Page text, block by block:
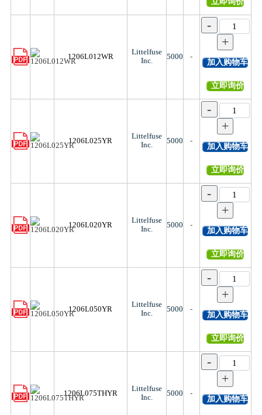
1206L012WR
Littelfuse
Inc.
5000 -
-
+
加入购物车
立即询价
1206L025YR
Littelfuse
Inc.
5000 -
-
+
加入购物车
立即询价
1206L020YR
Littelfuse
Inc.
5000 -
-
+
加入购物车
立即询价
1206L050YR
Littelfuse
Inc.
5000 -
-
+
加入购物车
立即询价
1206L075THYR
Littelfuse
Inc.
5000 -
-
+
加入购物车